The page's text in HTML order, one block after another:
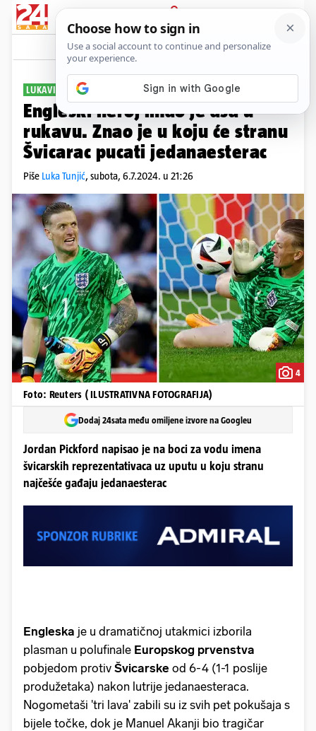
PRIJAVA
Sport Komentari
LUKAVI POTEZ
Engleski heroj imao je asa u
rukavu. Znao je u koju će stranu
Švicarac pucati jedanaesterac
Piše Luka Tunjić, subota, 6.7.2024. u 21:26
4
Foto: Reuters ( ILUSTRATIVNA FOTOGRAFIJA)
Dodaj 24sata među omiljene izvore na Googleu
Jordan Pickford napisao je na boci za vodu imena
švicarskih reprezentativaca uz uputu u koju stranu
najčešće gađaju jedanaesterac
Engleska je u dramatičnoj utakmici izborila
plasman u polufinale Europskog prvenstva
pobjedom protiv Švicarske od 6-4 (1-1 poslije
produžetaka) nakon lutrije jedanaesteraca.
Nogometaši 'tri lava' zabili su iz svih pet pokušaja s
bijele točke, dok je Manuel Akanji bio tragičar